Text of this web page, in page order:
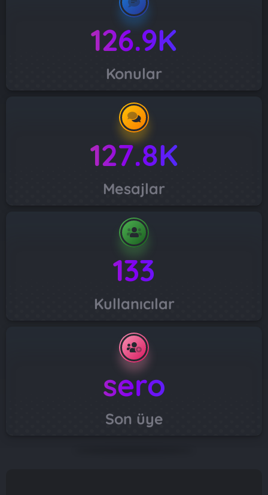
126.9K
Konular
127.8K
Mesajlar
133
Kullanıcılar
sero
Son üye